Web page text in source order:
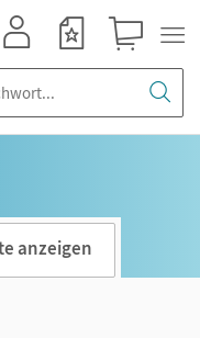
anzeigen